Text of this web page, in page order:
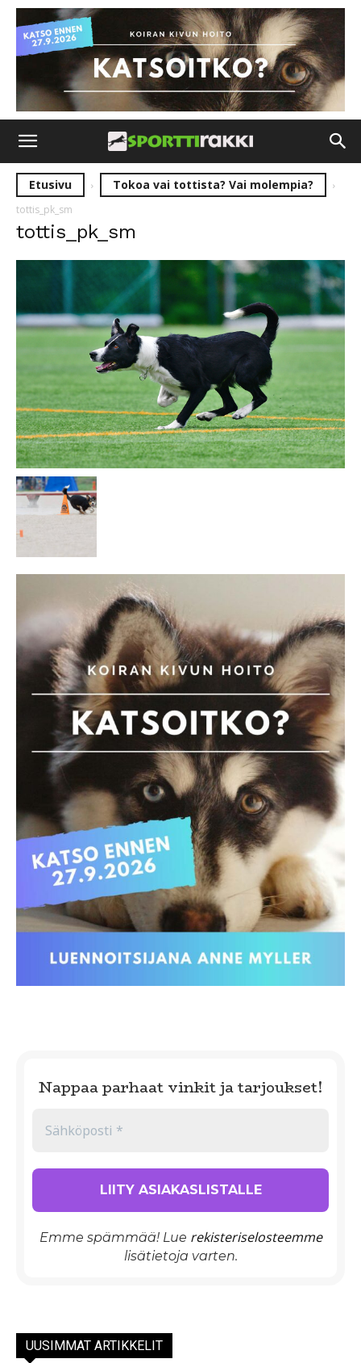
Etusivu Tokoa vai tottista? Vai molempia?
tottis_pk_sm
tottis_pk_sm
Nappaa parhaat vinkit ja tarjoukset!
Emme spämmää! Lue rekisteriselosteemme
lisätietoja varten.
UUSIMMAT ARTIKKELIT